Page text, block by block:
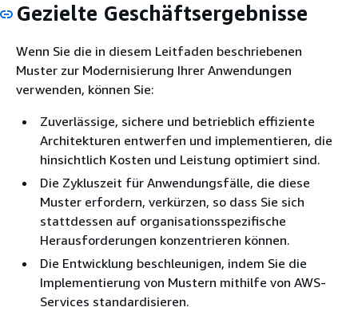
Gezielte Geschäftsergebnisse
Wenn Sie die in diesem Leitfaden beschriebenen
Muster zur Modernisierung Ihrer Anwendungen
verwenden, können Sie:
Zuverlässige, sichere und betrieblich effiziente
Architekturen entwerfen und implementieren, die
hinsichtlich Kosten und Leistung optimiert sind.
Die Zykluszeit für Anwendungsfälle, die diese
Muster erfordern, verkürzen, so dass Sie sich
stattdessen auf organisationsspezifische
Herausforderungen konzentrieren können.
Die Entwicklung beschleunigen, indem Sie die
Implementierung von Mustern mithilfe von AWS-
Services standardisieren.